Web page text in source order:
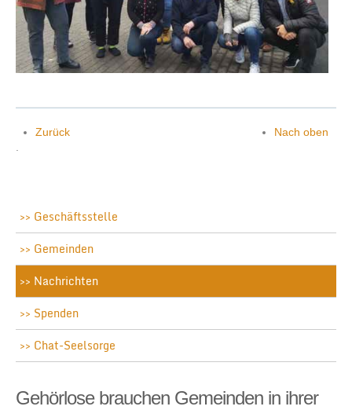
Zurück
Nach oben
.
Geschäftsstelle
Gemeinden
Nachrichten
Spenden
Chat-Seelsorge
Gehörlose brauchen Gemeinden in ihrer